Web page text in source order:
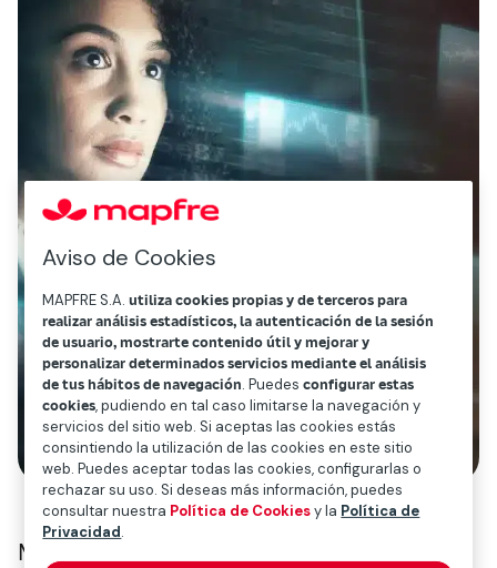
Mapfre ha puesto en marcha su
Aviso de Cookies
MAPFRE S.A.utiliza cookies propias y de terceros para
realizar análisis estadísticos, la autenticación de la sesión
de usuario, mostrarte contenido útil y mejorar y
personalizar determinados servicios mediante el análisis
de tus hábitos de navegación. Puedesconfigurar estas
cookies, pudiendo en tal caso limitarse la navegación y
servicios del sitio web. Si aceptas las cookies estás
consintiendo la utilización de las cookies en este sitio
web. Puedes aceptar todas las cookies, configurarlas o
rechazar su uso. Si deseas más información, puedes
consultar nuestra Política de Cookiesy la Política de
Privacidad.